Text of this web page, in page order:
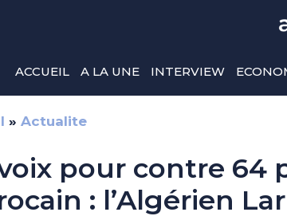
ACCUEIL A LA UNE INTERVIEW
» Actualite
voix pour contre 64
: l’Algérien